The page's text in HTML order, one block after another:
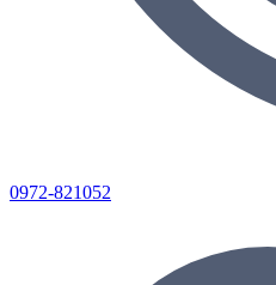
0972-821052